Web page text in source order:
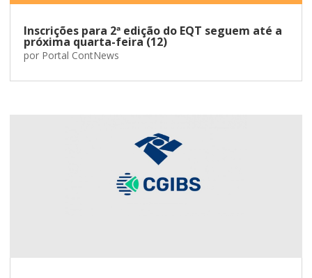
Inscrições para 2ª edição do EQT seguem até a
próxima quarta-feira (12)
por Portal ContNews